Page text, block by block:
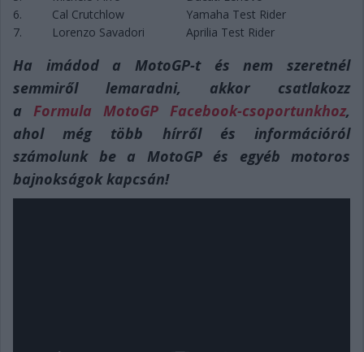
6.
Cal Crutchlow
Yamaha Test Rider
7.
Lorenzo Savadori Aprilia Test Rider
Ha imádod a MotoGP-t és nem szeretnél
semmiről lemaradni, akkor csatlakozz
a Formula MotoGP Facebook-csoportunkhoz,
ahol még több hírről és információról
számolunk be a MotoGP és egyéb motoros
bajnokságok kapcsán!